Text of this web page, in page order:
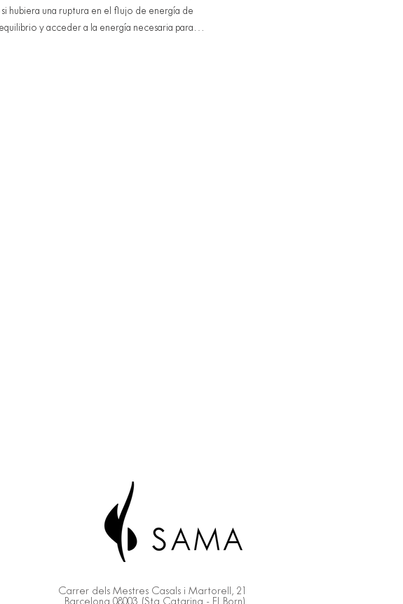
hubiera una ruptura en el flujo de energía de
y acceder a la energía necesaria para…
Carrer dels Mestres Casals i Martorell, 21
Barcelona 08003 (Sta Catarina - El Born)